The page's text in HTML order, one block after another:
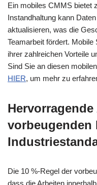
Ein mobiles CMMS bietet
Instandhaltung kann
aktualisieren, was die
Teamarbeit fördert.
ihrer zahlreichen Vorteile
Sind Sie an diesen
HIER, um mehr zu
vorbeugenden
Die 10 %-Regel der
dass die Arbeiten